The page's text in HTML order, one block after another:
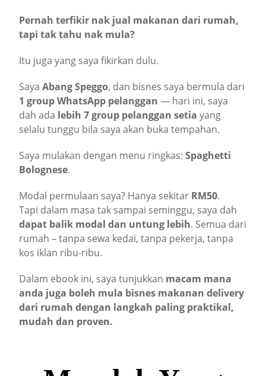
Pernah terfikir nak jual makanan dari rumah,
tapi tak tahu nak mula?
Itu juga yang saya fikirkan dulu.
Saya Abang Speggo, dan bisnes saya bermula dari
1 group WhatsApp pelanggan — hari ini, saya
dah ada lebih 7 group pelanggan setia yang
selalu tunggu bila saya akan buka tempahan.
Saya mulakan dengan menu ringkas: Spaghetti
Bolognese.
Modal permulaan saya? Hanya sekitar RM50.
Tapi dalam masa tak sampai seminggu, saya dah
dapat balik modal dan untung lebih. Semua dari
rumah – tanpa sewa kedai, tanpa pekerja, tanpa
kos iklan ribu-ribu.
Dalam ebook ini, saya tunjukkan macam mana
anda juga boleh mula bisnes makanan delivery
dari rumah dengan langkah paling praktikal,
mudah dan proven.